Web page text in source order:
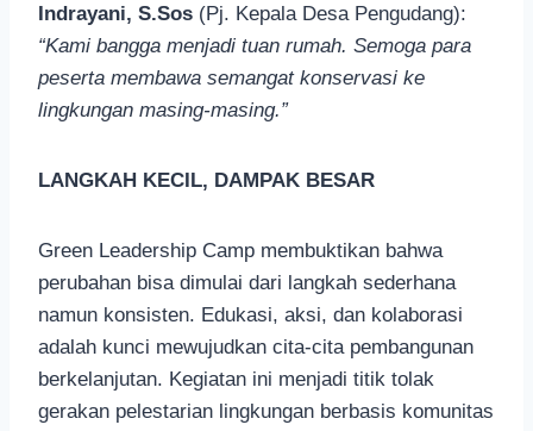
Indrayani, S.Sos (Pj. Kepala Desa Pengudang):
“Kami bangga menjadi tuan rumah. Semoga para
peserta membawa semangat konservasi ke
lingkungan masing-masing.”
LANGKAH KECIL, DAMPAK BESAR
Green Leadership Camp membuktikan bahwa
perubahan bisa dimulai dari langkah sederhana
namun konsisten. Edukasi, aksi, dan kolaborasi
adalah kunci mewujudkan cita-cita pembangunan
berkelanjutan. Kegiatan ini menjadi titik tolak
gerakan pelestarian lingkungan berbasis komunitas